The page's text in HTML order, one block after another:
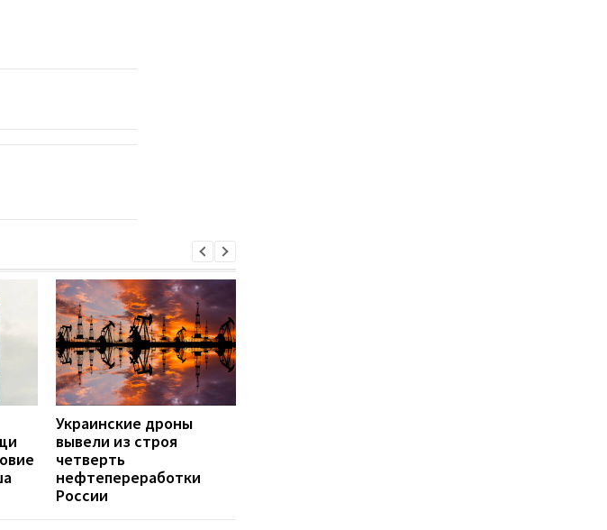
Украинские дроны
вывели из строя
четверть
нефтепереработки
России